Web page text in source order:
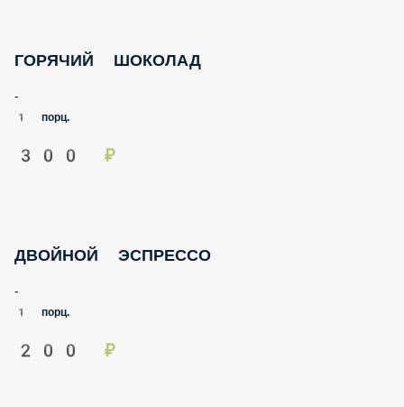
ГОРЯЧИЙ ШОКОЛАД
1 порц.
300 ₽
ДВОЙНОЙ ЭСПРЕССО
1 порц.
200 ₽